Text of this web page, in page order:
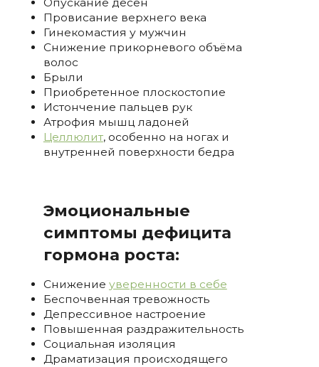
Провисание верхнего века
Гинекомастия у мужчин
Снижение прикорневого объёма
волос
Брыли
Приобретенное плоскостопие
Истончение пальцев рук
Атрофия мышц ладоней
Целлюлит, особенно на ногах и
внутренней поверхности бедра
Эмоциональные
симптомы дефицита
гормона роста:
Снижение уверенности в себе
Беспочвенная тревожность
Депрессивное настроение
Повышенная раздражительность
Социальная изоляция
Драматизация происходящего